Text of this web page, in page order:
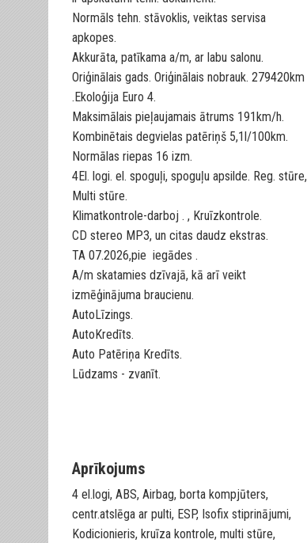
Normāls tehn. stāvoklis, veiktas servisa
apkopes.
Akkurāta, patīkama a/m, ar labu salonu.
Oriģinālais gads. Oriģinālais nobrauk. 279420km
.Ekoloģija Euro 4.
Maksimālais pieļaujamais ātrums 191km/h.
Kombinētais degvielas patēriņš 5,1l/100km.
Normālas riepas 16 izm.
4El. logi. el. spoguļi, spoguļu apsilde. Reg. stūre,
Multi stūre.
Klimatkontrole-darboj . , Kruīzkontrole.
CD stereo MP3, un citas daudz ekstras.
TA 07.2026,pie iegādes .
A/m skatamies dzīvajā, kā arī veikt
izmēģinājuma braucienu.
AutoLīzings.
AutoKredīts.
Auto Patēriņa Kredīts.
Lūdzams - zvanīt.
Aprīkojums
4 el.logi, ABS, Airbag, borta kompjūters,
centr.atslēga ar pulti, ESP, Isofix stiprinājumi,
Kodicionieris, kruīza kontrole, multi stūre,